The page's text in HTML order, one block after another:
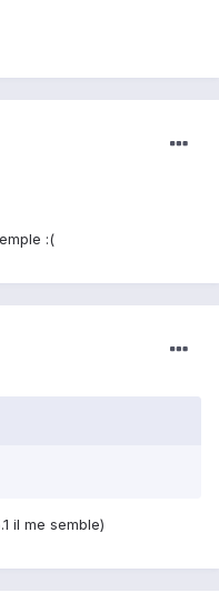
:(
il me semble)